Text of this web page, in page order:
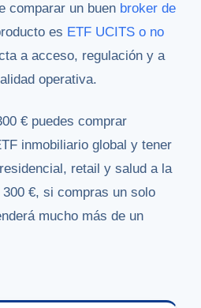
comparar un buen broker de
es ETF UCITS o no
a acceso, regulación y a
operativa.
€ puedes comprar
inmobiliario global y tener
retail y salud a la
€, si compras un solo
mucho más de un